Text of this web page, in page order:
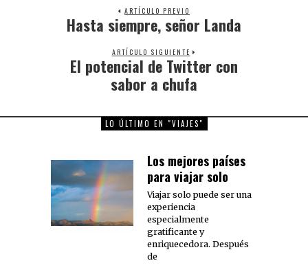
ARTÍCULO PREVIO
Previous
post:
Hasta siempre, señor Landa
ARTÍCULO SIGUIENTE
Next
post:
El potencial de Twitter con
sabor a chufa
LO ÚLTIMO EN "VIAJES"
Los mejores países
para viajar solo
Viajar solo puede ser una
experiencia
especialmente
gratificante y
enriquecedora. Después
de